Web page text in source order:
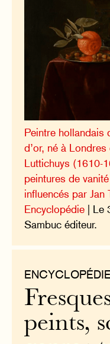
Peintre hollandais
d’or, né à
Luttichuys (1610-
peintures de
influencés par Jan
Encyclopédie | Le
Sambuc éditeur.
ENCYCLOPÉDIE
peints,